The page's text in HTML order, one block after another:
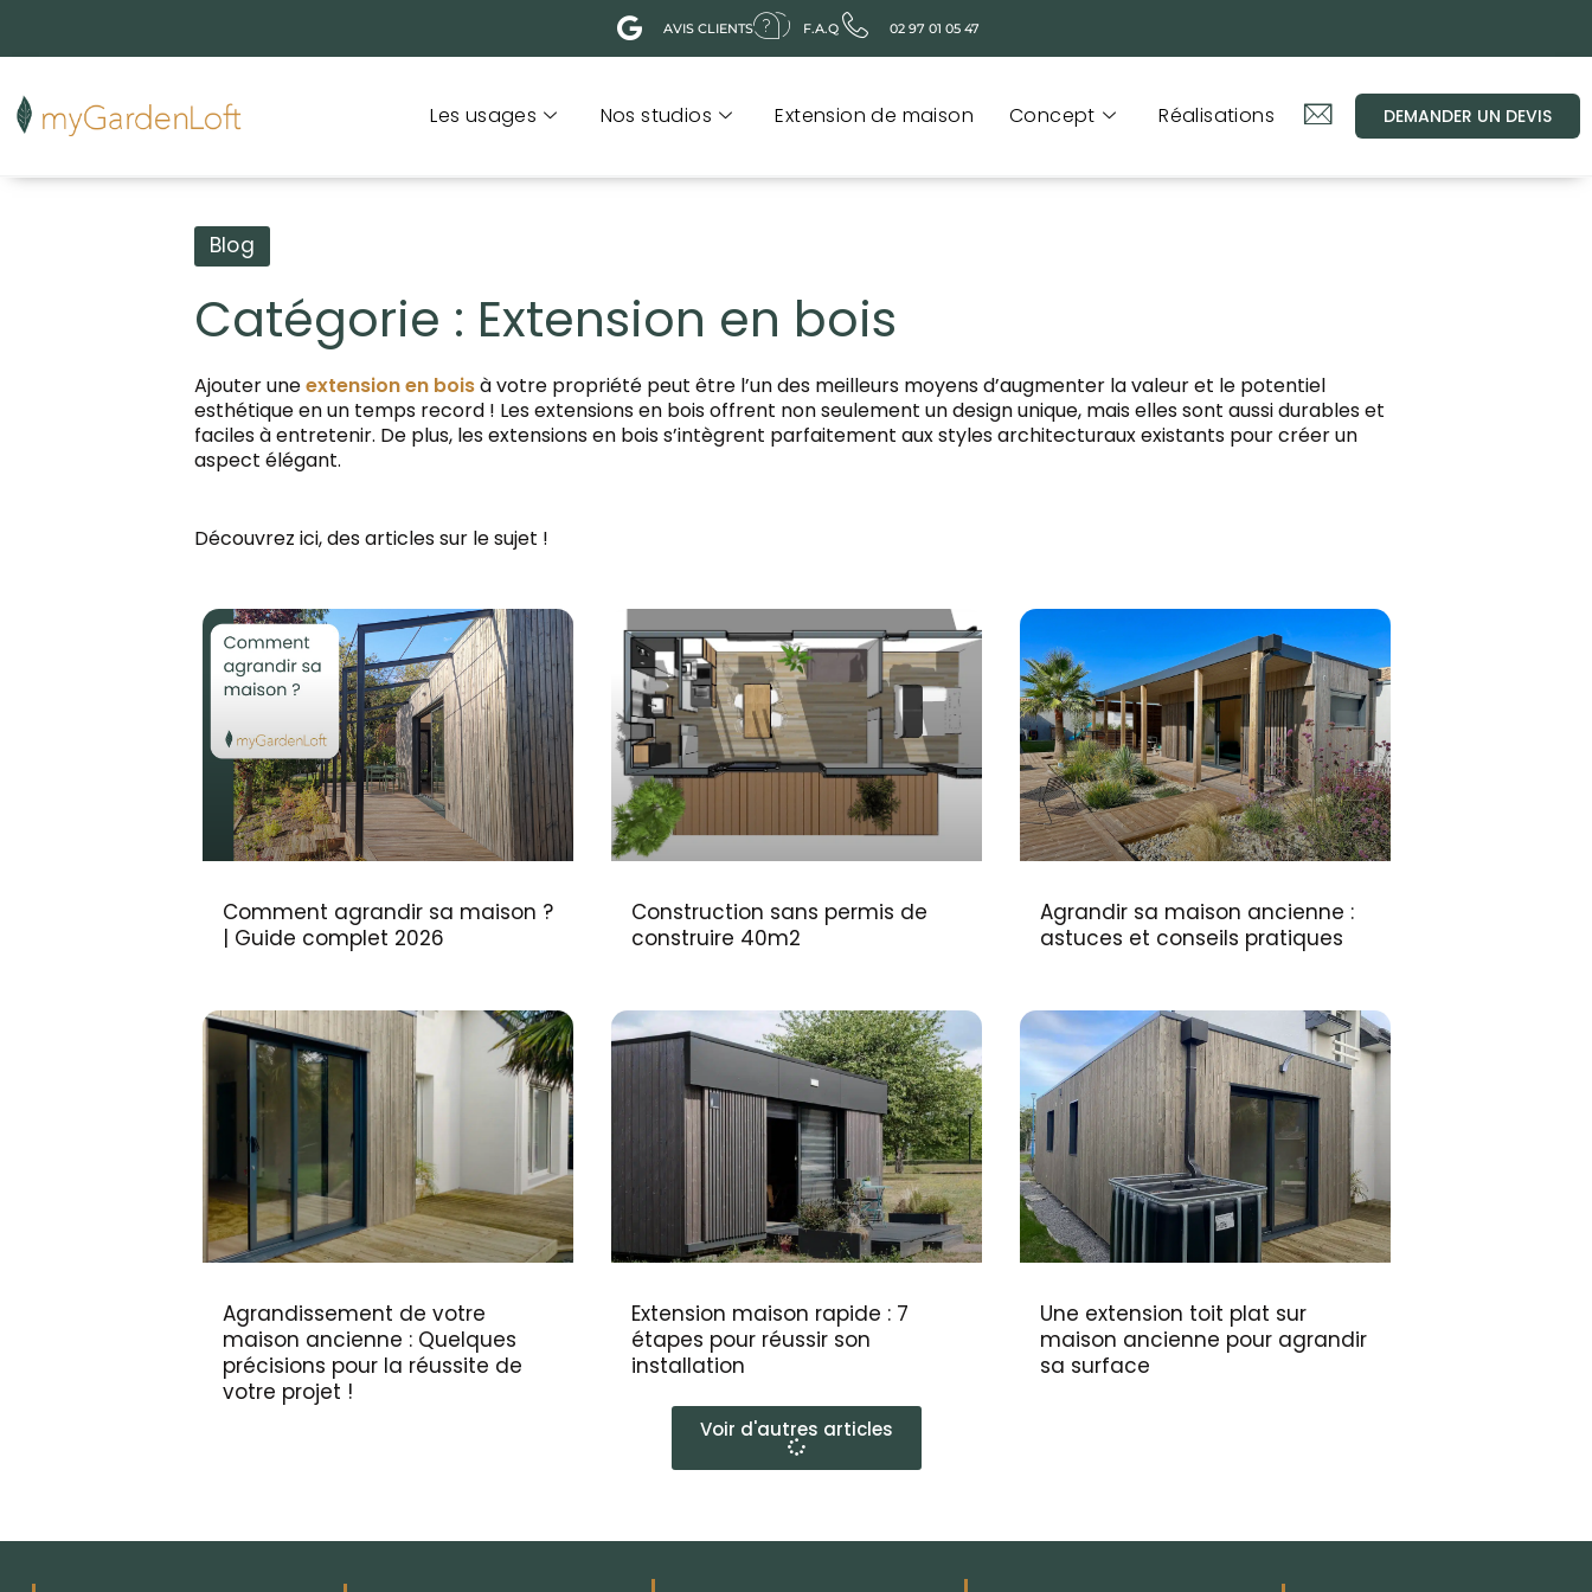
AVIS CLIENTS F.A.Q 02 97 01 05 47
Les usages Nos studios Extension de maison Concept Réalisations DEMANDER UN DEVIS
Blog
Catégorie : Extension en bois
Ajouter uneextension en boisà votre propriété peut être l’un des meilleurs moyens d’augmenter la valeur et le potentiel
esthétique en un temps record ! Les extensions en bois offrent non seulement un design unique, mais elles sont aussi durables et
faciles à entretenir. De plus, les extensions en bois s’intègrent parfaitement aux styles architecturaux existants pour créer un
aspect élégant.
Découvrez ici, des articles sur le sujet !
Comment agrandir sa maison ?
| Guide complet 2026
Construction sans permis de
construire 40m2
Agrandir sa maison ancienne :
astuces et conseils pratiques
Agrandissement de votre
maison ancienne : Quelques
précisions pour la réussite de
votre projet !
Extension maison rapide : 7
étapes pour réussir son
installation
Une extension toit plat sur
maison ancienne pour agrandir
sa surface
Voir d'autres articles